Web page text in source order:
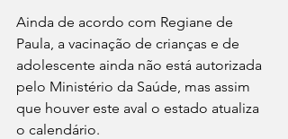
Ainda de acordo com Regiane de
Paula, a vacinação de crianças e de
adolescente ainda não está autorizada
pelo Ministério da Saúde, mas assim
que houver este aval o estado atualiza
o calendário.